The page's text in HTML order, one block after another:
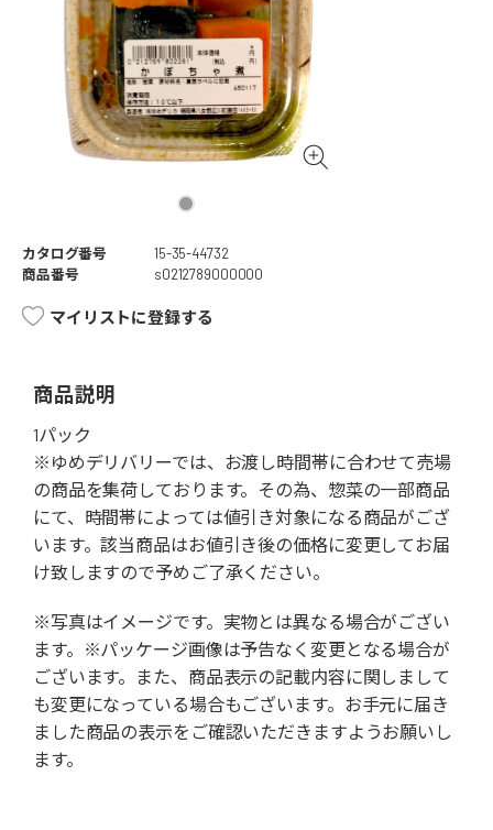
カタログ番号
15-35-44732
商品番号
s0212789000000
マイリストに登録する
商品説明
1パック
※ゆめデリバリーでは、お渡し時間帯に合わせて売場
の商品を集荷しております。その為、惣菜の一部商品
にて、時間帯によっては値引き対象になる商品がござ
います。該当商品はお値引き後の価格に変更してお届
け致しますので予めご了承ください。
※写真はイメージです。実物とは異なる場合がござい
ます。※パッケージ画像は予告なく変更となる場合が
ございます。また、商品表示の記載内容に関しまして
も変更になっている場合もございます。お手元に届き
ました商品の表示をご確認いただきますようお願いし
ます。